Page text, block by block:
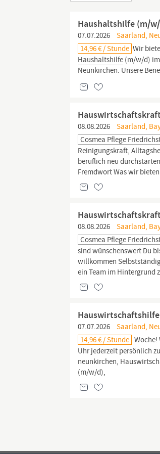
Haushaltshilfe (m/
07.07.2026
Saarland,
14,96 € / Stunde Wir
Haushaltshilfe (m/w/d)
Neunkirchen. Unsere
08.08.2026
Saarland,
Cosmea Pflege
Reinigungskraft,
beruflich neu
Fremdwort Was wir
08.08.2026
Saarland,
Cosmea Pflege
sind wünschenswert Du
willkommen
ein Team im Hintergrund
07.07.2026
Saarland,
14,96 € / Stunde Woche!
Uhr jederzeit persönlich
neunkirchen,
(m/w/d),